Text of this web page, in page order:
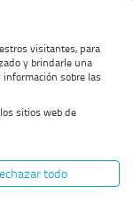
DE MIGAS
visitantes, para
y brindarle una
sobre las
sitios web de
todo